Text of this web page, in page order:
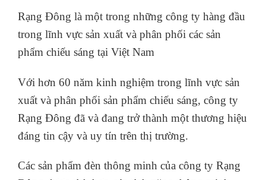
trong lĩnh vực sản xuất và phân phối các sản